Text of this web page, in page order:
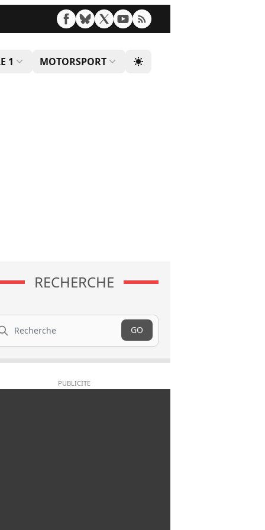
1 MOTORSPORT
RECHERCHE
GO